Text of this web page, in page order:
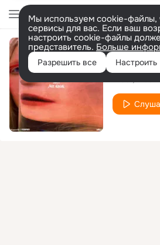
Мы используем cookie-файлы,
сервисы для вас. Если ваш
настроить cookie-файлы
представитель. Больше
Разрешить все Настроить
Blow